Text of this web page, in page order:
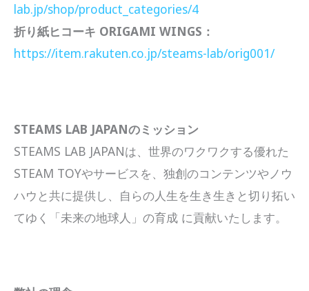
lab.jp/shop/product_categories/4
折り紙ヒコーキ ORIGAMI WINGS：
https://item.rakuten.co.jp/steams-lab/orig001/
STEAMS LAB JAPANのミッション
STEAMS LAB JAPANは、世界のワクワクする優れた
STEAM TOYやサービスを、独創のコンテンツやノウ
ハウと共に提供し、自らの人生を生き生きと切り拓い
てゆく「未来の地球人」の育成 に貢献いたします。